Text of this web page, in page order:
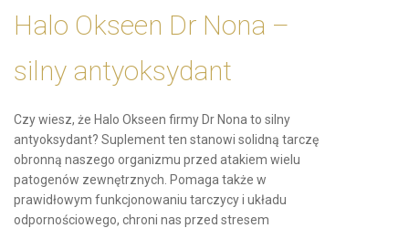
Halo Okseen Dr Nona –
silny antyoksydant
Czy wiesz, że Halo Okseen firmy Dr Nona to silny
antyoksydant? Suplement ten stanowi solidną tarczę
obronną naszego organizmu przed atakiem wielu
patogenów zewnętrznych. Pomaga także w
prawidłowym funkcjonowaniu tarczycy i układu
odpornościowego, chroni nas przed stresem